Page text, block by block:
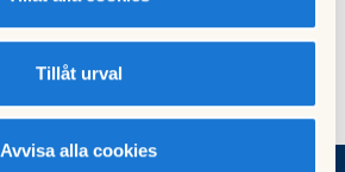
Tillåt urval
Avvisa alla cookies